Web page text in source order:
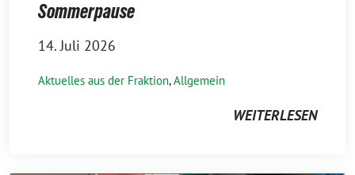
Sommerpause
14. Juli 2026
Aktuelles aus der Fraktion,Allgemein
WEITERLESEN